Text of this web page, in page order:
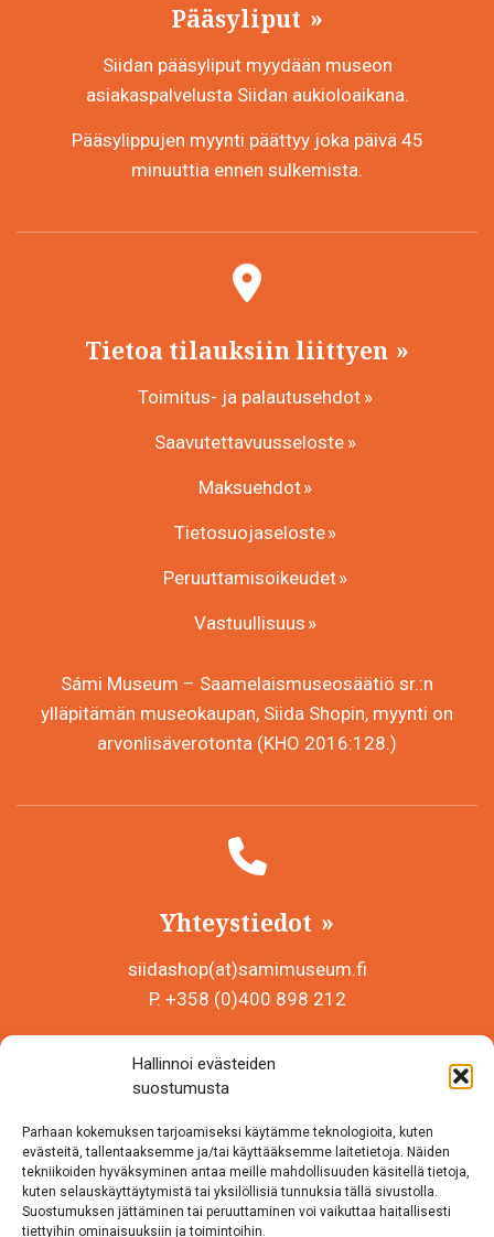
Hallinnoi evästeiden
suostumusta
Parhaan kokemuksen tarjoamiseksi käytämme teknologioita, kuten
evästeitä, tallentaaksemme ja/tai käyttääksemme laitetietoja. Näiden
tekniikoiden hyväksyminen antaa meille mahdollisuuden käsitellä tietoja,
kuten selauskäyttäytymistä tai yksilöllisiä tunnuksia tällä sivustolla.
Suostumuksen jättäminen tai peruuttaminen voi vaikuttaa haitallisesti
tiettyihin ominaisuuksiin ja toimintoihin.
Pääsyliput
Siidan pääsyliput myydään museon
asiakaspalvelusta Siidan aukioloaikana.
Pääsylippujen myynti päättyy joka päivä 45
minuuttia ennen sulkemista.
Tietoa tilauksiin liittyen
Toimitus- ja palautusehdot
Saavutettavuusseloste
Maksuehdot
Tietosuojaseloste
Peruuttamisoikeudet
Vastuullisuus
Sámi Museum – Saamelaismuseosäätiö sr.:n
ylläpitämän museokaupan, Siida Shopin, myynti on
arvonlisäverotonta (KHO 2016:128.)
Yhteystiedot
siidashop(at)samimuseum.fi
P. +358 (0)400 898 212
Y-tunnus 0625907-2
Inarintie 46
99870 Inari
Löydät meidät myös somesta!